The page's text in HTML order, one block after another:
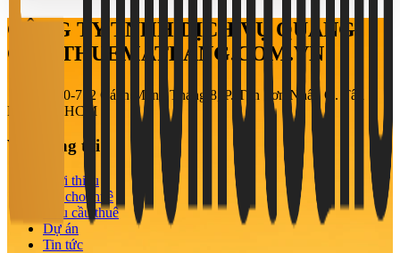
CÔNG TY TNHH DỊCH VỤ QUẢNG
CÁO THUEMATBANG.COM.VN
708-710-712 Cách Mạng Tháng 8, P. Tân Sơn Nhất, Q. Tân
Bình, TP. HCM
Về chúng tôi
Giới thiệu
Tin cho thuê
Nhu cầu thuê
Dự án
Tin tức